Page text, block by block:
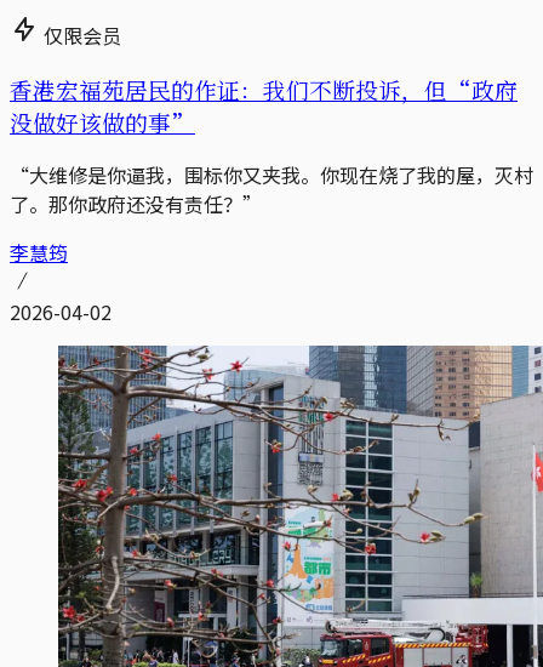
仅限会员
香港宏福苑居民的作证：我们不断投诉，但“政府
没做好该做的事”
“大维修是你逼我，围标你又夹我。你现在烧了我的屋，灭村
了。那你政府还没有责任？”
李慧筠
2026-04-02